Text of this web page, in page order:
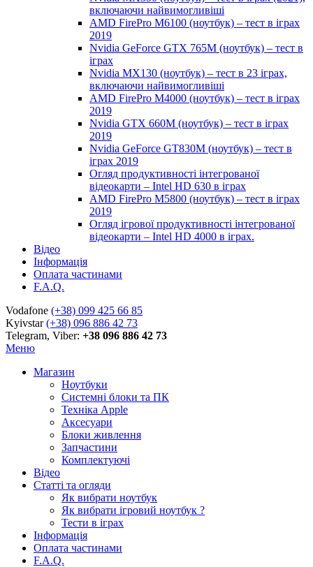
включаючи найвимогливіші
AMD FirePro M6100 (ноутбук) – тест в іграх
2019
Nvidia GeForce GTX 765M (ноутбук) – тест в
іграх
Nvidia MX130 (ноутбук) – тест в 23 іграх,
включаючи найвимогливіші
AMD FirePro M4000 (ноутбук) – тест в іграх
2019
Nvidia GTX 660M (ноутбук) – тест в іграх
2019
Nvidia GeForce GT830M (ноутбук) – тест в
іграх 2019
Огляд продуктивності інтегрованої
відеокарти – Intel HD 630 в іграх
AMD FirePro M5800 (ноутбук) – тест в іграх
2019
Огляд ігрової продуктивності інтегрованої
відеокарти – Intel HD 4000 в іграх.
Відео
Інформація
Оплата частинами
F.A.Q.
Vodafone (+38) 099 425 66 85
Kyivstar(+38) 096 886 42 73
Telegram, Viber: +38 096 886 42 73
Меню
Магазин
Ноутбуки
Системні блоки та ПК
Техніка Apple
Аксесуари
Блоки живлення
Запчастини
Комплектуючі
Відео
Статті та огляди
Як вибрати ноутбук
Як вибрати ігровий ноутбук ?
Тести в іграх
Інформація
Оплата частинами
F.A.Q.